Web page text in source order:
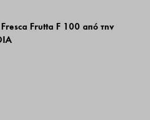
Frutta F 100 από την